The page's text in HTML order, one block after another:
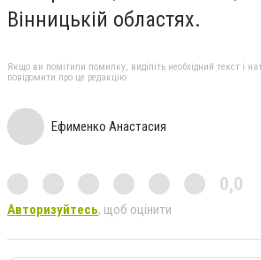
Вінницькій областях.
Якщо ви помітили помилку, виділіть необхідний текст і
повідомити про це редакцію
Ефименко Анастасия
0,0
Авторизуйтесь, щоб оцінити